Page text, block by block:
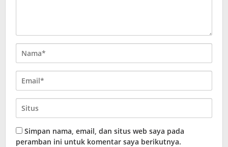
Simpan nama, email, dan situs web saya pada
peramban ini untuk komentar saya berikutnya.